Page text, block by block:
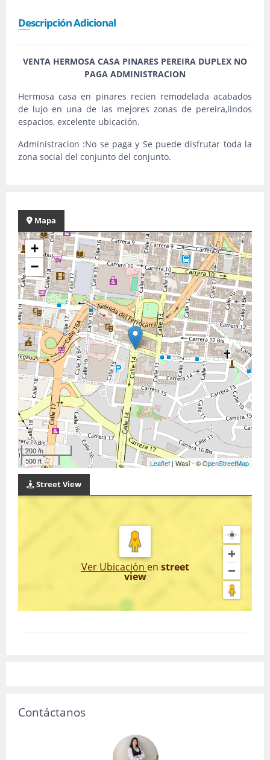
Descripción Adicional
VENTA HERMOSA CASA PINARES PEREIRA DUPLEX NO
PAGA ADMINISTRACION
Hermosa casa en pinares recien remodelada acabados
de lujo en una de las mejores zonas de pereira,lindos
espacios, excelente ubicación.
Administracion :No se paga y Se puede disfrutar toda la
zona social del conjunto del conjunto.
Mapa
+
−
200 m
500 ft
Leaflet| Wasi - ©OpenStreetMap
Street View
Ver Ubicación en street
view
Contáctanos